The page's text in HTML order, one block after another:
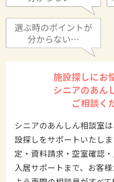
施設探しにお
シニアのあん
ご相談く
シニアのあんしん相談室
設探しをサポートいたし
定・資料請求・空室確認
入居サポートまで、お客